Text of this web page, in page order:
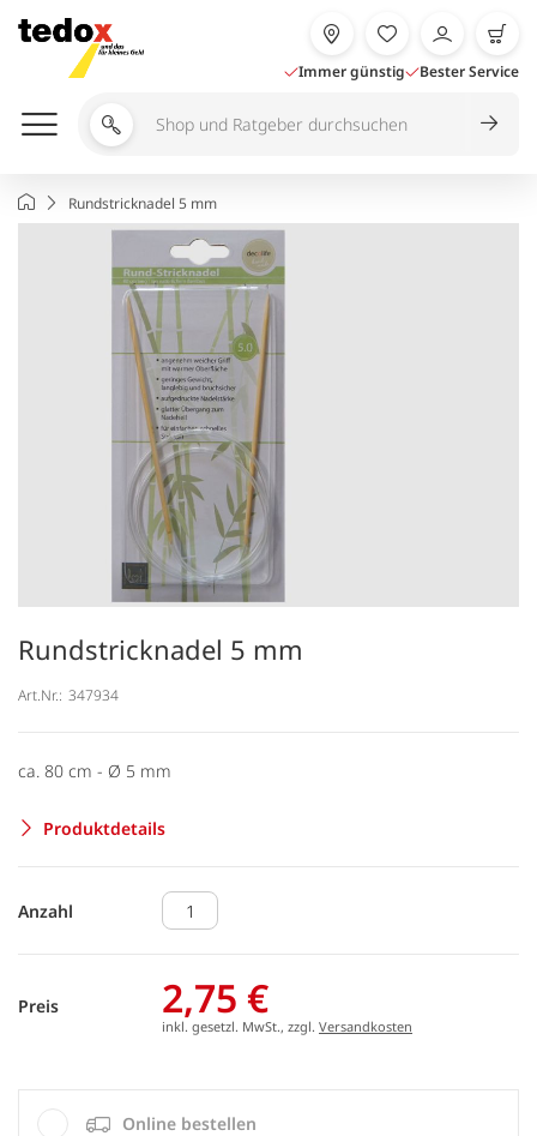
Inhalt
springen
Immer günstig Bester Service
Shop
durchsuchen
StartseiteRundstricknadel 5 mm
Rundstricknadel 5 mm
Art.Nr.: 347934
ca. 80 cm - Ø 5 mm
Produktdetails
Anzahl
Preis 2,75 €
inkl. gesetzl. MwSt., zzgl. Versandkosten
Online bestellen